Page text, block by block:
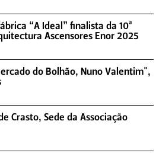
“A Ideal” finalista da 10ª
Ascensores Enor 2025
do Bolhão, Nuno Valentim",
Crasto, Sede da Associação